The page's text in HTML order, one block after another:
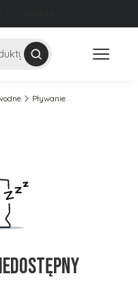
Pływanie